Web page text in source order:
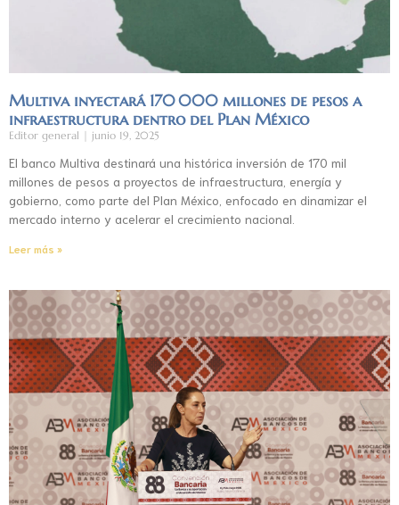
Multiva inyectará 170 000 millones de pesos a
infraestructura dentro del Plan México
Editor general junio 19, 2025
El banco Multiva destinará una histórica inversión de 170 mil
millones de pesos a proyectos de infraestructura, energía y
gobierno, como parte del Plan México, enfocado en dinamizar el
mercado interno y acelerar el crecimiento nacional.
Leer más »